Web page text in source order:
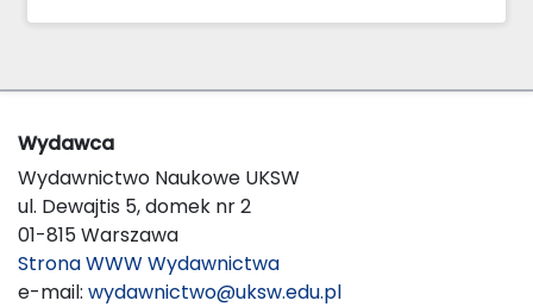
Wydawca
Wydawnictwo Naukowe UKSW
ul. Dewajtis 5, domek nr 2
01-815 Warszawa
Strona WWW Wydawnictwa
e-mail: wydawnictwo@uksw.edu.pl